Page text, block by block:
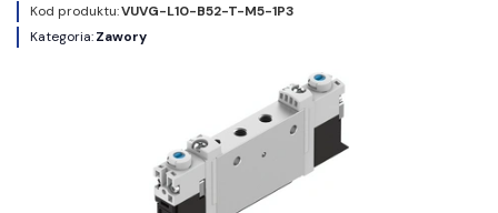
Kod produktu:VUVG-L10-B52-T-M5-1P3
Kategoria:Zawory